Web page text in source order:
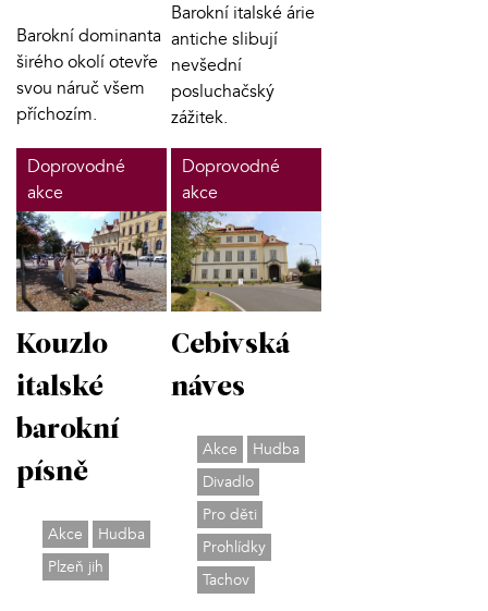
Barokní dominanta
širého okolí otevře
svou náruč všem
příchozím.
Barokní italské árie
antiche slibují
nevšední
posluchačský
zážitek.
Doprovodné
akce
Kouzlo
italské
barokní
písně
Akce
Hudba
Plzeň jih
Doprovodné
akce
Cebivská
náves
Akce
Hudba
Divadlo
Pro děti
Prohlídky
Tachov